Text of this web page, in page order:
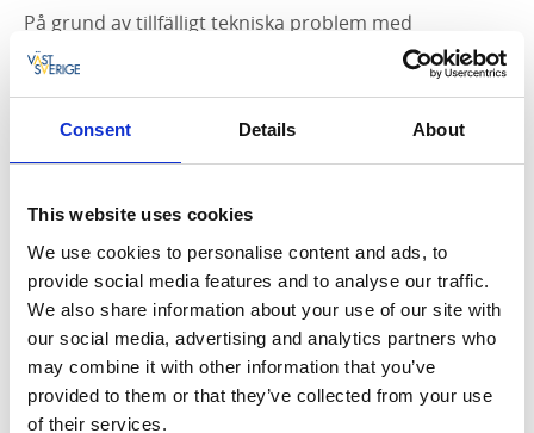
Consent Details About
This website uses cookies
We use cookies to personalise content and ads, to
provide social media features and to analyse our traffic.
We also share information about your use of our site with
our social media, advertising and analytics partners who
may combine it with other information that you’ve
provided to them or that they’ve collected from your use
of their services.
På grund av tillfälligt tekniska problem med
formuläret så ber vi dig skicka in information kring
Din verksamhet till
Vänligen skicka in:
- Namn på din verksamhet
- Adress
- E-post
- Telefon
- Hemsida
Vi ber dig också sända in en valfri bild som beskriver
din verksamhet (notera att bilden helst ska vara i
liggande format och en pixelbredd på 1920pxl)